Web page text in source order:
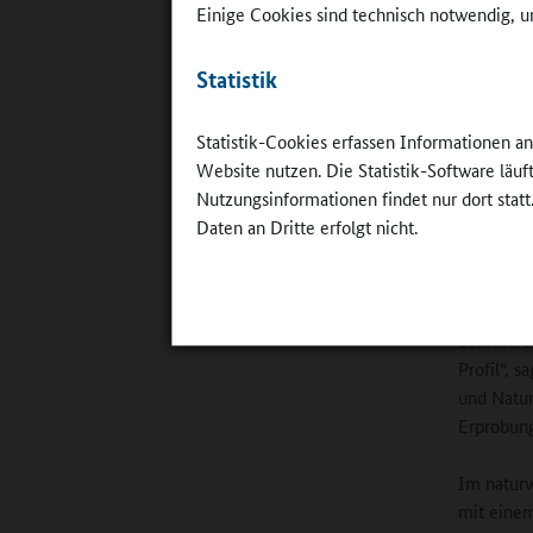
Einige Cookies sind technisch notwendig,
Statistik
Statistik-Cookies erfassen Informationen
Website nutzen. Die Statistik-Software
Nutzungsinformationen findet nur dort
Daten an Dritte erfolgt nicht.
Musical
Musik:
©
Profil“,
und
Im
mit